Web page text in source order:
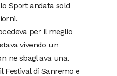
Sport andata sold
per il meglio
vivendo un
ne sbagliava una,
Festival di Sanremo e